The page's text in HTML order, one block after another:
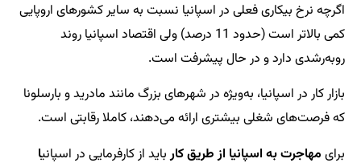
اگرچه نرخ بیکاری فعلی در اسپانیا نسبت به سایر کشورهای اروپایی
کمی بالاتر است (حدود 11 درصد) ولی اقتصاد اسپانیا روند
رو‌به‌رشدی دارد و در حال پیشرفت است.
بازار کار در اسپانیا، به‌ویژه در شهرهای بزرگ مانند مادرید و بارسلونا
که فرصت‌های شغلی بیشتری ارائه می‌دهند، کاملا رقابتی است.
برای مهاجرت به اسپانیا از طریق کارباید از کارفرمایی در اسپانیا